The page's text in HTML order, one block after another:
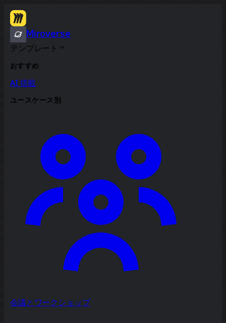
Miroverse
テンプレート
おすすめ
AI 搭載
ユースケース別
会議とワークショップ